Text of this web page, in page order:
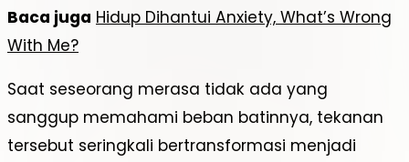
Baca juga Hidup Dihantui Anxiety, What’s Wrong
With Me?
Saat seseorang merasa tidak ada yang
sanggup memahami beban batinnya, tekanan
tersebut seringkali bertransformasi menjadi